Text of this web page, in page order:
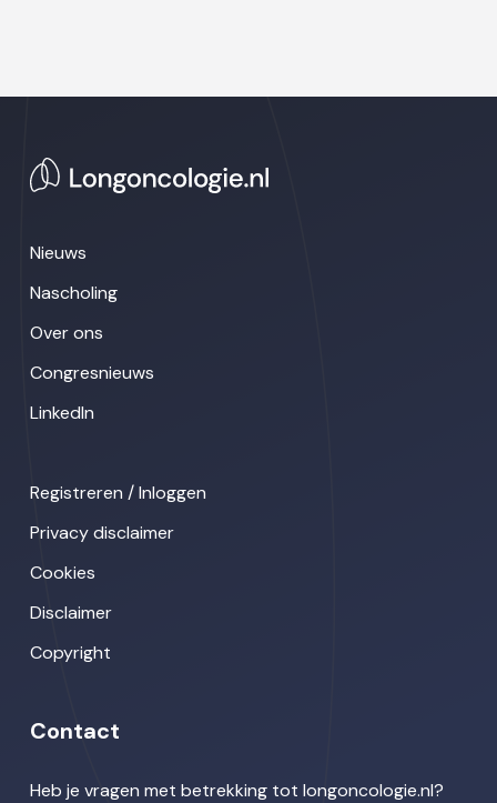
Nieuws
Nascholing
Over ons
Congresnieuws
LinkedIn
Registreren / Inloggen
Privacy disclaimer
Cookies
Disclaimer
Copyright
Contact
Heb je vragen met betrekking tot longoncologie.nl?